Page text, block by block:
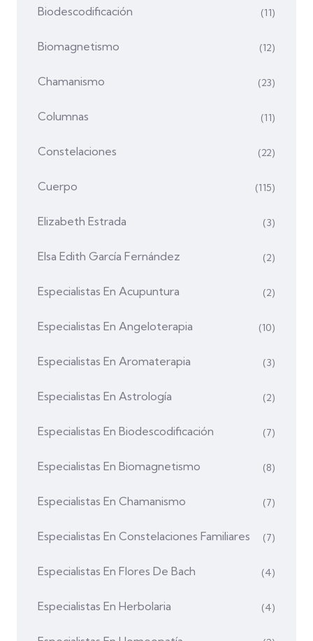
Biodescodificación (11)
Biomagnetismo (12)
Chamanismo (23)
Columnas (11)
Constelaciones (22)
Cuerpo (115)
Elizabeth Estrada (3)
Elsa Edith García Fernández (2)
Especialistas En Acupuntura (2)
Especialistas En Angeloterapia (10)
Especialistas En Aromaterapia (3)
Especialistas En Astrología (2)
Especialistas En Biodescodificación (7)
Especialistas En Biomagnetismo (8)
Especialistas En Chamanismo (7)
Especialistas En Constelaciones Familiares (7)
Especialistas En Flores De Bach (4)
Especialistas En Herbolaria (4)